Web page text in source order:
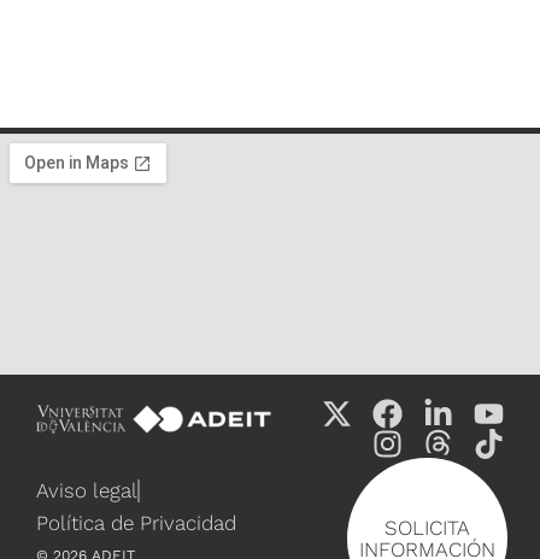
SOLICITA
INFORMACIÓN
Aviso legal
Política de Privacidad
© 2026 ADEIT